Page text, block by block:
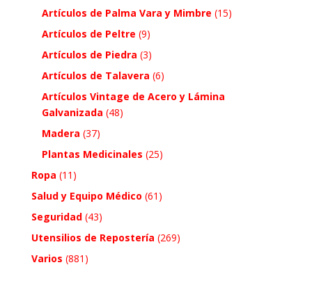
Artículos de Palma Vara y Mimbre (15)
Artículos de Peltre (9)
Artículos de Piedra (3)
Artículos de Talavera (6)
Artículos Vintage de Acero y Lámina
Galvanizada (48)
Madera (37)
Plantas Medicinales (25)
Ropa (11)
Salud y Equipo Médico (61)
Seguridad (43)
Utensilios de Repostería (269)
Varios (881)